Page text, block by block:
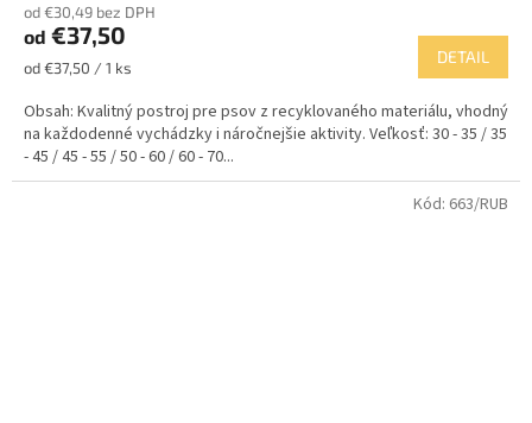
od €30,49 bez DPH
od €37,50
Jednotková
od €37,50 / 1 ks
DETAIL
Obsah: Kvalitný postroj pre psov z recyklovaného materiálu, vhodný
na každodenné vychádzky i náročnejšie aktivity. Veľkosť: 30 - 35 / 35
- 45 / 45 - 55 / 50 - 60 / 60 - 70...
Kód: 663/RUB